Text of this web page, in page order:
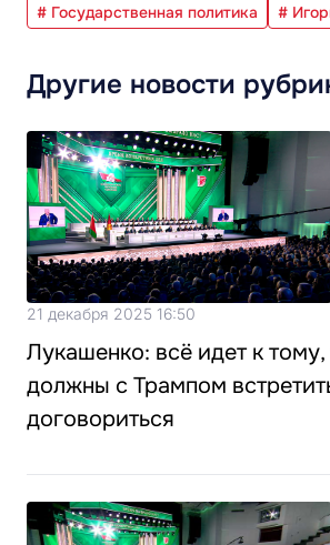
# Государственная политика
#
Другие новости
21 декабря 2025 16:50
Лукашенко: всё идет к
должны с Трампом
договориться